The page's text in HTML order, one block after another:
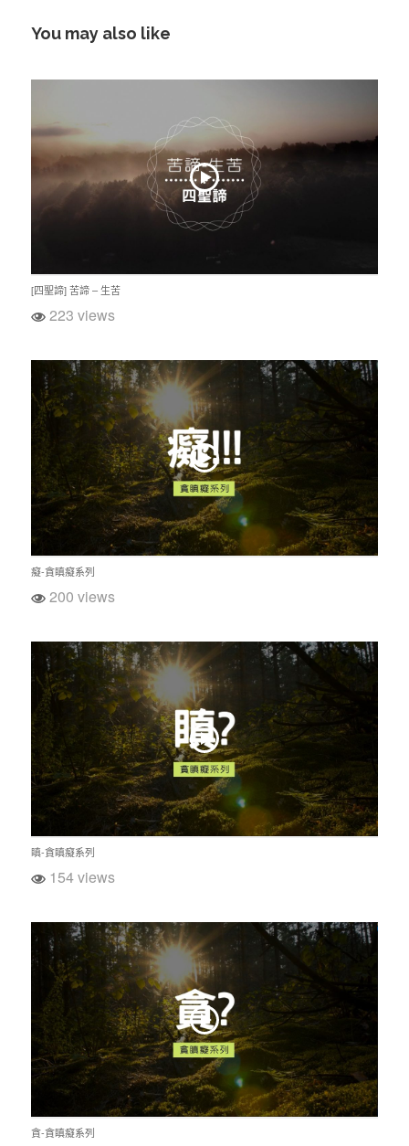
You may also like
[四聖諦] 苦諦 – 生苦
223 views
癡-貪瞋癡系列
200 views
瞋-貪瞋癡系列
154 views
貪-貪瞋癡系列